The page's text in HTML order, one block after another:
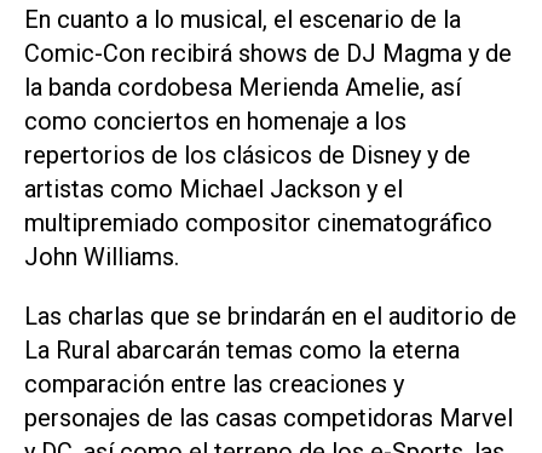
En cuanto a lo musical, el escenario de la
Comic-Con recibirá shows de DJ Magma y de
la banda cordobesa Merienda Amelie, así
como conciertos en homenaje a los
repertorios de los clásicos de Disney y de
artistas como Michael Jackson y el
multipremiado compositor cinematográfico
John Williams.
Las charlas que se brindarán en el auditorio de
La Rural abarcarán temas como la eterna
comparación entre las creaciones y
personajes de las casas competidoras Marvel